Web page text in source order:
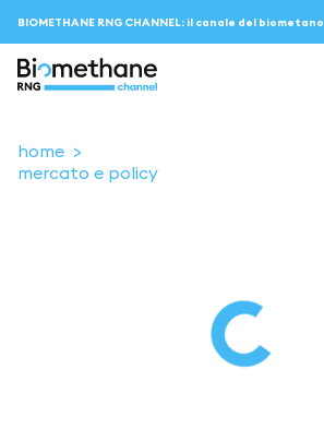
BIOMETHANE RNG CHANNEL: il canale del biometano
home
mercato e policy